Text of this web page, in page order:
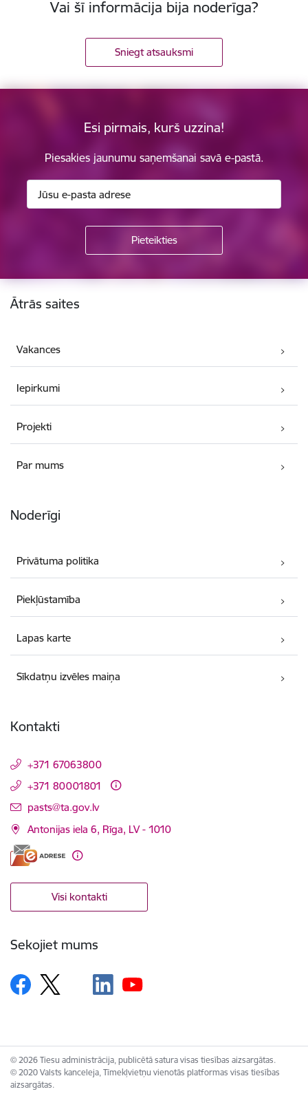
Vai šī informācija bija noderīga?
Sniegt atsauksmi
Esi pirmais, kurš uzzina!
Piesakies jaunumu saņemšanai savā e-pastā.
Kājene
Ātrās saites
Vakances
Iepirkumi
Projekti
Par mums
Noderīgi
Privātuma politika
Piekļūstamība
Lapas karte
Sīkdatņu izvēles maiņa
Kontakti
+371 67063800
+371 80001801
E-pasts:
pasts@ta.gov.lv
Antonijas iela 6, Rīga, LV - 1010
Visi kontakti
Sekojiet mums
© 2026 Tiesu administrācija, publicētā satura visas tiesības aizsargātas.
© 2020 Valsts kanceleja, Tīmekļvietņu vienotās platformas visas tiesības
aizsargātas.